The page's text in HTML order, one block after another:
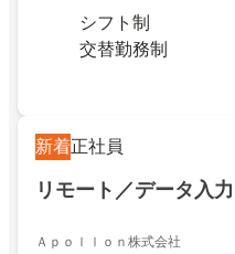
シフト制
交替勤務制
新着正社員
リモート／データ入
Ａｐｏｌｌｏｎ株式会社